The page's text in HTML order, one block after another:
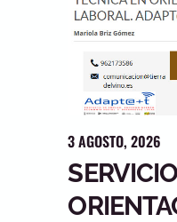
3AGOSTO,2026